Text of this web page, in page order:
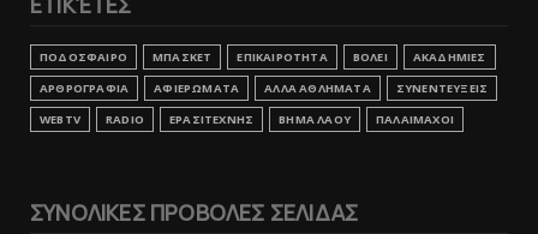
ΠΟΔΟΣΦΑΙΡΟ ΜΠΑΣΚΕΤ ΕΠΙΚΑΙΡΟΤΗΤΑ ΒΟΛΕΙ
ΑΚΑΔΗΜΙΕΣ
ΑΡΘΡΟΓΡΑΦΙΑ
ΑΦΙΕΡΩΜΑΤΑ ΑΛΛΑ ΑΘΛΗΜΑΤΑ
ΣΥΝΕΝΤΕΥΞΕΙΣ
WEBTV
RADIO ΕΡΑΣΙΤΕΧΝΗΣ ΒΗΜΑ ΛΑΟΥ ΠΑΛΑΙΜΑΧΟΙ
ΣΥΝΟΛΙΚΕΣ ΠΡΟΒΟΛΕΣ ΣΕΛΙΔΑΣ